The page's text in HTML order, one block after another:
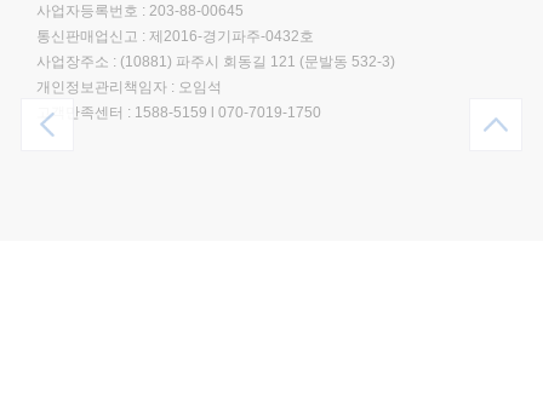
사업자등록번호 : 203-88-00645
통신판매업신고 : 제2016-경기파주-0432호
사업장주소 : (10881) 파주시 회동길 121 (문발동 532-3)
개인정보관리책임자 : 오임석
고객만족센터 : 1588-5159 l 070-7019-1750